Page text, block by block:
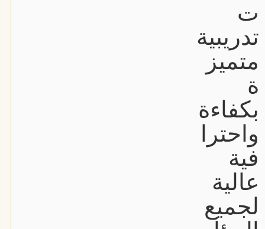
ت
تدريبية
متميز
ة
بكفاءة
واحترا
فية
عالية
لجميع